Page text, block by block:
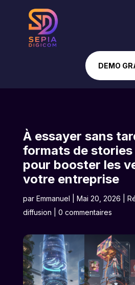
DEMO
À essayer sans
formats de
pour booster les
votre entreprise
par Emmanuel Mai 20, 2026
diffusion
0 commentaires